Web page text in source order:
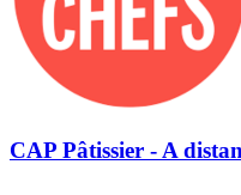
CAP Pâtissier - A